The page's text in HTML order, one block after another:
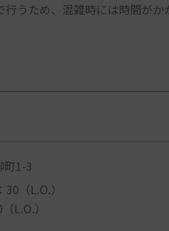
うため、混雑時には時間がか
町1-3
（L.O.）
L.O.）